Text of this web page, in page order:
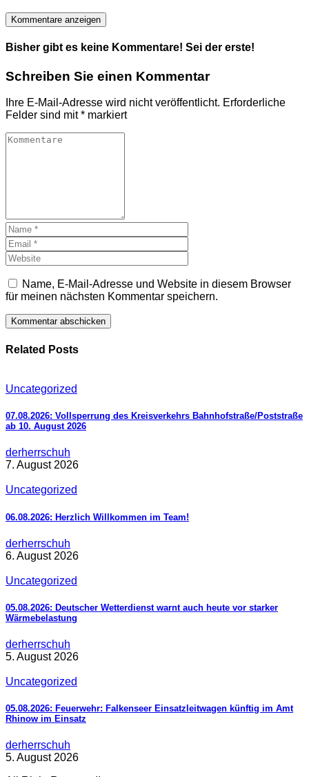
Kommentare anzeigen
Bisher gibt es keine Kommentare! Sei der erste!
Schreiben Sie einen Kommentar
Ihre E-Mail-Adresse wird nicht veröffentlicht. Erforderliche
Felder sind mit* markiert
Name, E-Mail-Adresse und Website in diesem Browser
für meinen nächsten Kommentar speichern.
Related Posts
Uncategorized
07.08.2026: Vollsperrung des Kreisverkehrs Bahnhofstraße/Poststraße
ab 10. August 2026
derherrschuh
7. August 2026
Uncategorized
06.08.2026: Herzlich Willkommen im Team!
derherrschuh
6. August 2026
Uncategorized
05.08.2026: Deutscher Wetterdienst warnt auch heute vor starker
Wärmebelastung
derherrschuh
5. August 2026
Uncategorized
05.08.2026: Feuerwehr: Falkenseer Einsatzleitwagen künftig im Amt
Rhinow im Einsatz
derherrschuh
5. August 2026